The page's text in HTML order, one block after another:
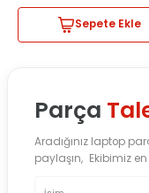
Sepete Ekle
Parça
Aradığınız laptop
paylaşın, Ekibimiz